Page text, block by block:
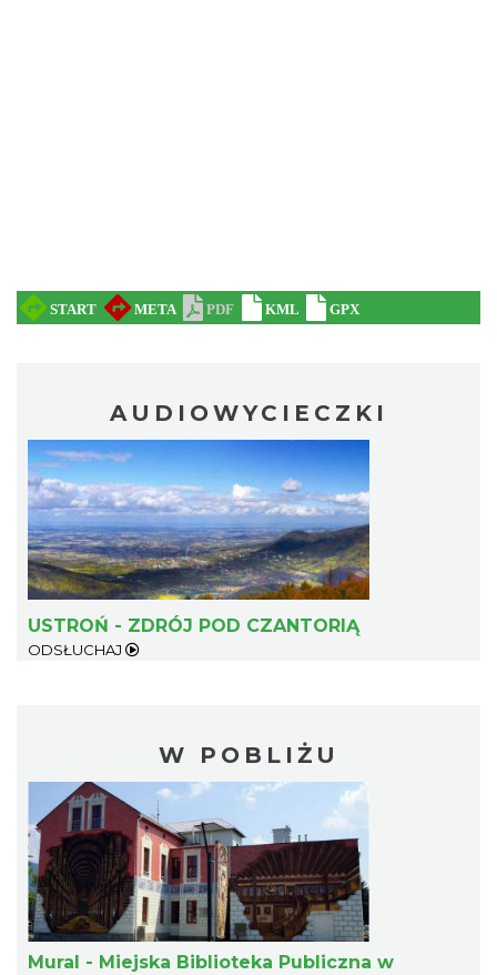
AUDIOWYCIECZKI
USTROŃ - ZDRÓJ POD CZANTORIĄ
ODSŁUCHAJ
W POBLIŻU
Mural - Miejska Biblioteka Publiczna w